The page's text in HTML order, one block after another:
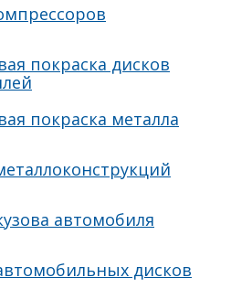
покраска дисков
покраска металла
автомобиля
дисков